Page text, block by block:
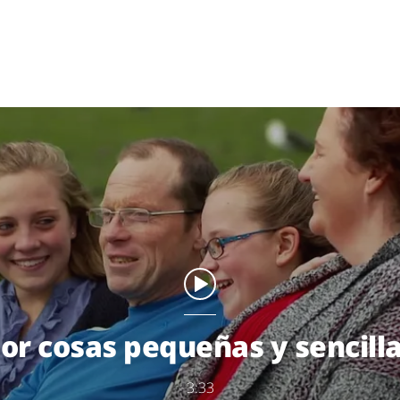
cosas pequeñas y
3:33